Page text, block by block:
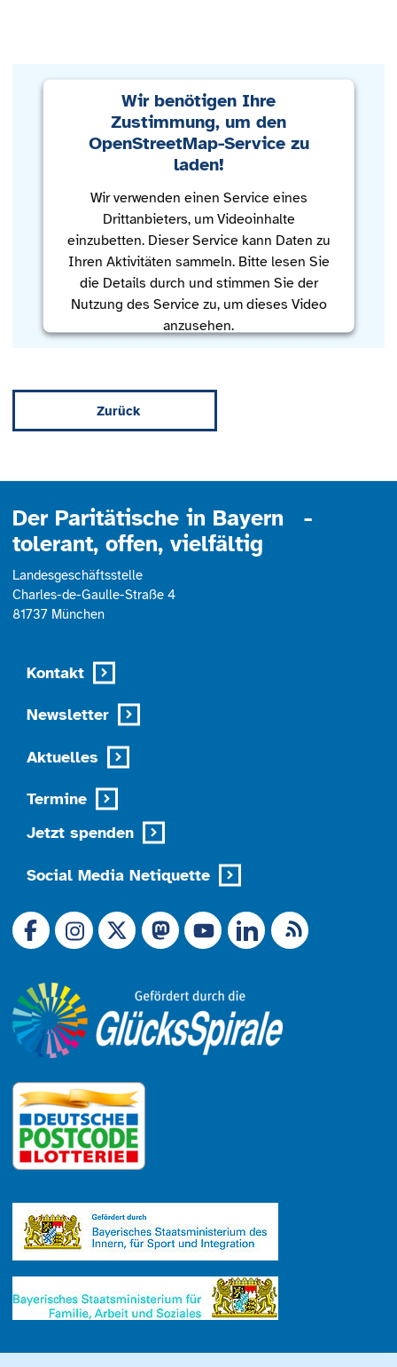
Wir benötigen Ihre
Zustimmung, um den
OpenStreetMap-Service zu
laden!
Wir verwenden einen Service eines
Drittanbieters, um Videoinhalte
einzubetten. Dieser Service kann Daten zu
Ihren Aktivitäten sammeln. Bitte lesen Sie
die Details durch und stimmen Sie der
Nutzung des Service zu, um dieses Video
anzusehen.
Management Platform
Zurück
Der Paritätische in Bayern -
tolerant, offen, vielfältig
Landesgeschäftsstelle
Charles-de-Gaulle-Straße 4
81737 München
Kontakt
Newsletter
Aktuelles
Termine
Jetzt spenden
Social Media Netiquette
Link zu X (Ex-Twitter)
RSS-Feed